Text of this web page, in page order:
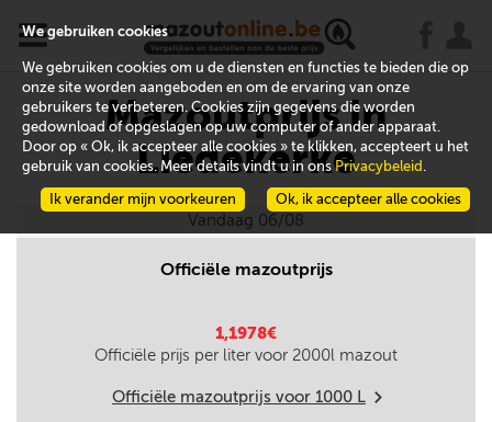
x
Mazoutprijs in
Liedekerke
Vandaag 06/08
Officiële mazoutprijs
1,1978€
Officiële prijs per liter voor 2000l mazout
Officiële mazoutprijs voor 1000 L m
We gebruiken cookies
We gebruiken cookies om u de diensten en functies te bieden die op
onze site worden aangeboden en om de ervaring van onze
gebruikers te verbeteren. Cookies zijn gegevens die worden
gedownload of opgeslagen op uw computer of ander apparaat.
Door op « Ok, ik accepteer alle cookies » te klikken, accepteert u het
gebruik van cookies. Meer details vindt u in onsPrivacybeleid .
Ok, ik accepteer alle cookies
Ik verander mijn voorkeuren